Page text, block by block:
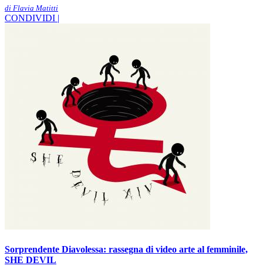
di Flavia Matitti
CONDIVIDI |
Sorprendente Diavolessa: rassegna di video arte al femminile,
SHE DEVIL